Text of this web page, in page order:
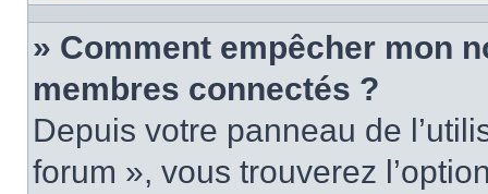
» Comment empêcher mon
membres connectés ?
Depuis votre panneau de
forum », vous trouverez